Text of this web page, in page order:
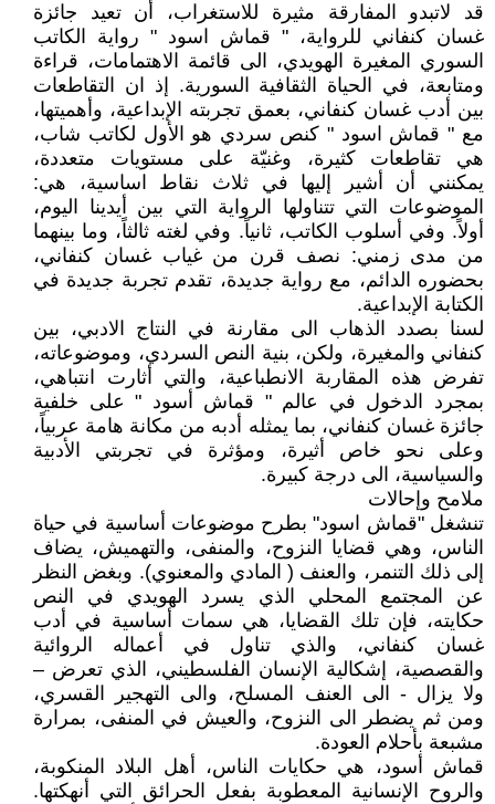
قد لاتبدو المفارقة مثيرة للاستغراب، أن تعيد جائزة
غسان كنفاني للرواية، " قماش اسود " رواية الكاتب
السوري المغيرة الهويدي، الى قائمة الاهتمامات، قراءة
ومتابعة، في الحياة الثقافية السورية. إذ ان التقاطعات
بين أدب غسان كنفاني، بعمق تجربته الإبداعية، وأهميتها،
مع " قماش اسود " كنص سردي هو الأول لكاتب شاب،
هي تقاطعات كثيرة، وغنيّة على مستويات متعددة،
يمكنني أن أشير إليها في ثلاث نقاط اساسية، هي:
الموضوعات التي تتناولها الرواية التي بين أيدينا اليوم،
أولاً. وفي أسلوب الكاتب، ثانياً. وفي لغته ثالثاً، وما بينهما
من مدى زمني: نصف قرن من غياب غسان كنفاني،
بحضوره الدائم، مع رواية جديدة، تقدم تجربة جديدة في
الكتابة الإبداعية.
لسنا بصدد الذهاب الى مقارنة في النتاج الادبي، بين
كنفاني والمغيرة، ولكن، بنية النص السردي، وموضوعاته،
تفرض هذه المقاربة الانطباعية، والتي أثارت انتباهي،
بمجرد الدخول في عالم " قماش أسود " على خلفية
جائزة غسان كنفاني، بما يمثله أدبه من مكانة هامة عربياً،
وعلى نحو خاص أثيرة، ومؤثرة في تجربتي الأدبية
والسياسية، الى درجة كبيرة.
ملامح وإحالات
تنشغل "قماش اسود" بطرح موضوعات أساسية في حياة
الناس، وهي قضايا النزوح، والمنفى، والتهميش، يضاف
إلى ذلك التنمر، والعنف ( المادي والمعنوي). وبغض النظر
عن المجتمع المحلي الذي يسرد الهويدي في النص
حكايته، فإن تلك القضايا، هي سمات أساسية في أدب
غسان كنفاني، والذي تناول في أعماله الروائية
والقصصية، إشكالية الإنسان الفلسطيني، الذي تعرض –
ولا يزال - الى العنف المسلح، والى التهجير القسري،
ومن ثم يضطر الى النزوح، والعيش في المنفى، بمرارة
مشبعة بأحلام العودة.
قماش أسود، هي حكايات الناس، أهل البلاد المنكوبة،
والروح الإنسانية المعطوبة بفعل الحرائق التي أنهكتها.